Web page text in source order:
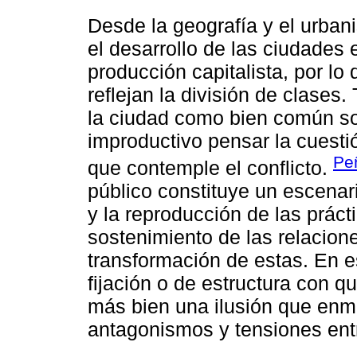
Desde la geografía y el
el desarrollo de las ciudades
producción capitalista, por lo
reflejan la división de clases.
la ciudad como bien común
improductivo pensar la
que contemple el conflicto.
público constituye un
y la reproducción de las
sostenimiento de las
transformación de estas. En
fijación o de estructura con
más bien una ilusión que
antagonismos y tensiones